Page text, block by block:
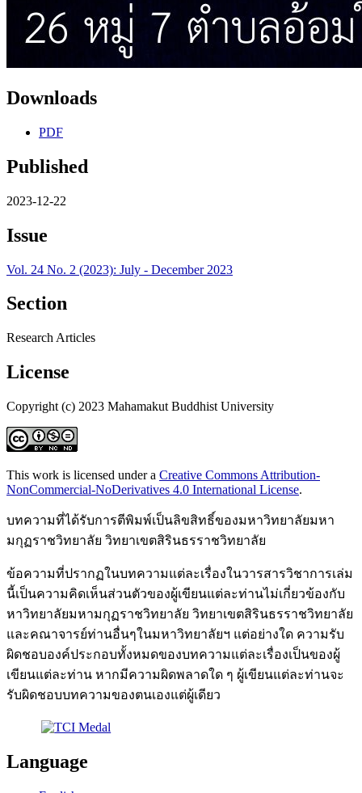
Downloads
PDF
Published
2023-12-22
Issue
Vol. 24 No. 2 (2023): July - December 2023
Section
Research Articles
License
Copyright (c) 2023 Mahamakut Buddhist University
This work is licensed under a Creative Commons Attribution-
NonCommercial-NoDerivatives 4.0 International License.
บทความที่ได้รับการตีพิมพ์เป็นลิขสิทธิ์ของมหาวิทยาลัยมหา
มกุฏราชวิทยาลัย วิทยาเขตสิรินธรราชวิทยาลัย
ข้อความที่ปรากฏในบทความแต่ละเรื่องในวารสารวิชาการเล่ม
นี้เป็นความคิดเห็นส่วนตัวของผู้เขียนแต่ละท่านไม่เกี่ยวข้องกับ
หาวิทยาลัยมหามกุฏราชวิทยาลัย วิทยาเขตสิรินธรราชวิทยาลัย
และคณาจารย์ท่านอื่นๆในมหาวิทยาลัยฯ แต่อย่างใด ความรับ
ผิดชอบองค์ประกอบทั้งหมดของบทความแต่ละเรื่องเป็นของผู้
เขียนแต่ละท่าน หากมีความผิดพลาดใด ๆ ผู้เขียนแต่ละท่านจะ
รับผิดชอบบทความของตนเองแต่ผู้เดียว
Language